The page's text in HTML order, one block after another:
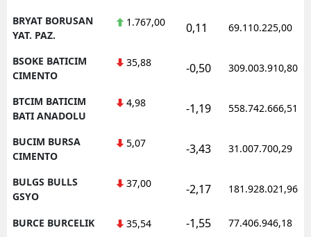
BRYAT BORUSAN
YAT. PAZ.
1.767,00 0,11 69.110.225,00
BSOKE BATICIM
CIMENTO
35,88 -0,50 309.003.910,80
BTCIM BATICIM
BATI ANADOLU
4,98 -1,19 558.742.666,51
BUCIM BURSA
CIMENTO
5,07 -3,43 31.007.700,29
BULGS BULLS
GSYO
37,00 -2,17 181.928.021,96
BURCE BURCELIK 35,54 -1,55 77.406.946,18